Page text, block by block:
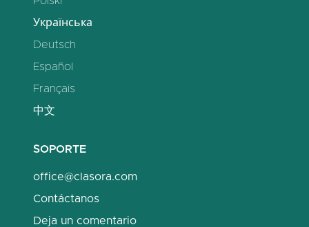
Українська
Deutsch
Español
Français
中文
SOPORTE
office@clasora.com
Contáctanos
Deja un comentario